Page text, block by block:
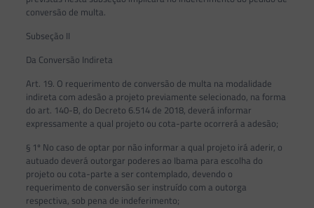
conversão de multa.
Subseção II
Da Conversão Indireta
Art. 19. O requerimento de conversão de multa na modalidade
indireta com adesão a projeto previamente selecionado, na forma
do art. 140-B, do Decreto 6.514 de 2018, deverá informar
expressamente a qual projeto ou cota-parte ocorrerá a adesão;
§ 1º No caso de optar por não informar a qual projeto irá aderir, o
autuado deverá outorgar poderes ao Ibama para escolha do
projeto ou cota-parte a ser contemplado, devendo o
requerimento de conversão ser instruído com a outorga
respectiva, sob pena de indeferimento;